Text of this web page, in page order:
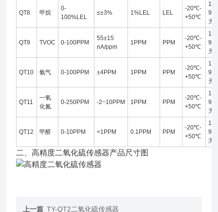
QT8 甲烷
0-
100%LEL
≤±3% 1%LEL LEL
-20℃-
+50℃
10-
无
QT9 TVOC 0-100PPM
55±15
nA/ppm
1PPM PPM
-20℃-
+50℃
10-
无
QT10 氨气 0-100PPM ±4PPM 1PPM PPM
-20℃-
+50℃
10-
无
QT11
一氧
化氮
0-250PPM -2~10PPM 1PPM PPM
-20℃-
+50℃
10-
无
QT12 甲醛 0-10PPM <1PPM 0.1PPM PPM
-20℃-
+50℃
10-
无
二、高精度二氧化硫传感器产品尺寸图
上一篇 TY-QT2二氧化硫传感器